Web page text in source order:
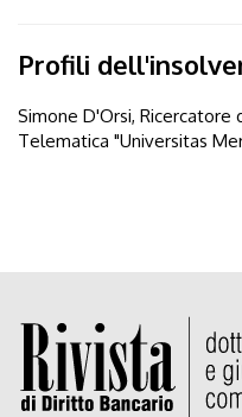
Profili
Simone D'Orsi,
Telematica "Universitas